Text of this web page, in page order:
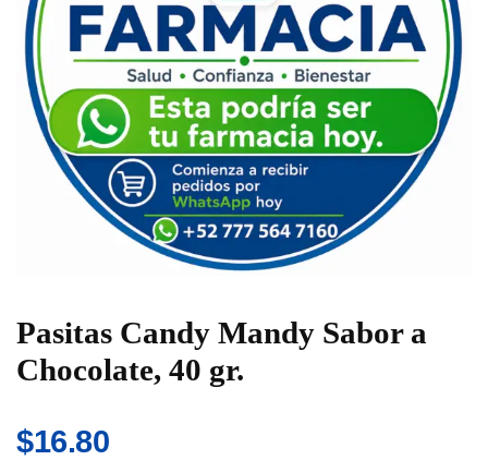
Pasitas Candy Mandy Sabor a
Chocolate, 40 gr.
$16.80